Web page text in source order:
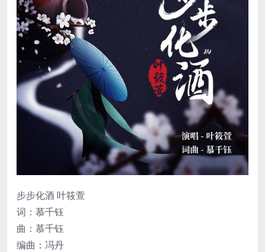
步步化酒 叶筱萱
词：慕千钰
曲：慕千钰
编曲：冯丹